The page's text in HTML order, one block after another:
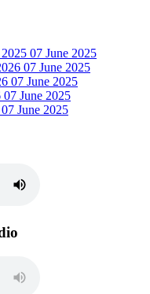
07 June 2025
07 June 2025
07 June 2025
07 June 2025
07 June 2025